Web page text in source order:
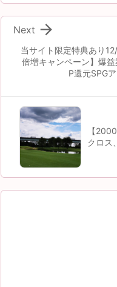
当サイト限定特典あり
倍増キャンペーン】爆
P還元SPG

Next
【
クロス